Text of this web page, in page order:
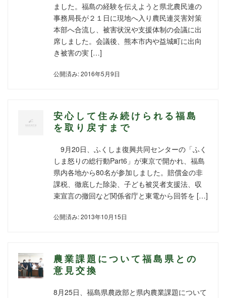
ました。福島の経験を伝えようと県北農民連の
事務局長が２１日に現地へ入り農民連災害対策
本部へ合流し、被害状況や支援体制の会議に出
席しました。会議後、熊本市内や益城町に出向
き被害の実 […]
公開済み: 2016年5月9日
安心して住み続けられる福島
を取り戻すまで
9月20日、ふくしま復興共同センターの「ふく
しま怒りの総行動Part6」が東京で開かれ、福島
県内各地から80名が参加しました。賠償金の非
課税、徹底した除染、子ども被災者支援法、収
束宣言の撤回など関係省庁と東電から回答を […]
公開済み: 2013年10月15日
農業課題について福島県との
意見交換
8月25日、福島県農政部と県内農業課題について